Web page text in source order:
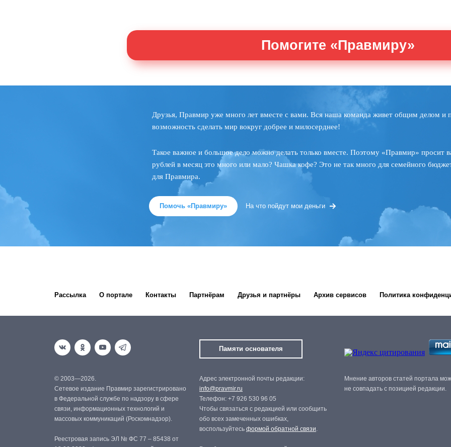
Помогите «Правмиру»
Друзья, Правмир уже много лет вместе с вами. Вся наша команда живет общим делом и
возможность сделать мир вокруг добрее и милосерднее!
Такое важное и большое дело можно делать только вместе. Поэтому «Правмир» просит
рублей в месяц это много или мало? Чашка кофе? Это не так много для семейного
для Правмира.
Помочь «Правмиру» На что пойдут мои деньги
Рассылка О портале Контакты Партнёрам Друзья и партнёры Архив сервисов Политика
Памяти основателя
© 2003—2026.
Сетевое издание Правмир зарегистрировано
в Федеральной службе по надзору в сфере
связи, информационных технологий и
массовых коммуникаций (Роскомнадзор).
Реестровая запись ЭЛ № ФС 77 – 85438 от
Адрес электронной почты редакции:
info@pravmir.ru
Телефон: +7 926 530 96 05
Чтобы связаться с редакцией или сообщить
обо всех замеченных ошибках,
воспользуйтесь формой обратной связи.
Мнение авторов статей портала
не совпадать с позицией редакции.